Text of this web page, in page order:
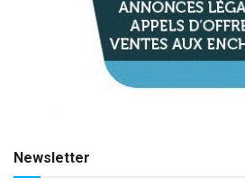
Newsletter